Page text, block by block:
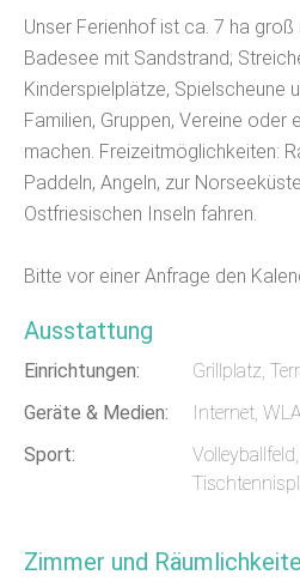
Unser Ferienhof ist ca. 7 ha groß
Badesee mit Sandstrand;
Kinderspielplätze, Spielscheune
Familien, Gruppen, Vereine oder
machen. Freizeitmöglichkeiten:
Paddeln, Angeln, zur
Ostfriesischen Inseln fahren.
Bitte vor einer Anfrage den
Ausstattung
Einrichtungen:
Grillplatz,
Geräte & Medien:
Internet,
Sport:
Zimmer und